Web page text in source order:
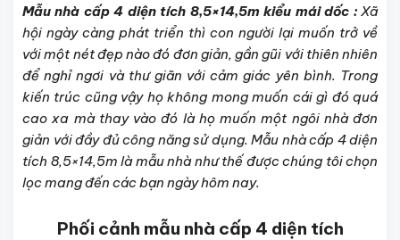
Mẫu nhà cấp 4 diện tích 8,5×14,5m kiểu mái dốc :Xã
hội ngày càng phát triển thì con người lại muốn trở về
với một nét đẹp nào đó đơn giản, gần gũi với thiên nhiên
để nghỉ ngơi và thư giãn với cảm giác yên bình. Trong
kiến trúc cũng vậy họ không mong muốn cái gì đó quá
cao xa mà thay vào đó là họ muốn một ngôi nhà đơn
giản với đầy đủ công năng sử dụng. Mẫu nhà cấp 4 diện
tích 8,5×14,5m là mẫu nhà như thế được chúng tôi chọn
lọc mang đến các bạn ngày hôm nay.
Phối cảnh mẫu nhà cấp 4 diện tích